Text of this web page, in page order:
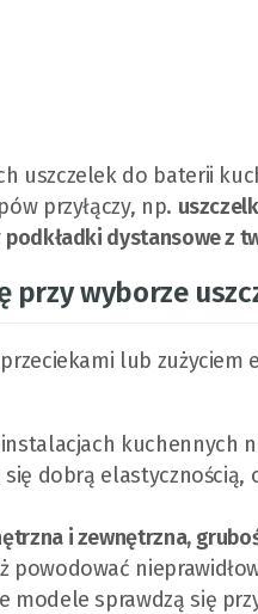
uszczelek do baterii
przyłączy, np.
podkładki dystansowe z
przy wyborze
lub
kuchennych
dobrą
i zewnętrzna,
powodować
modele sprawdzą się